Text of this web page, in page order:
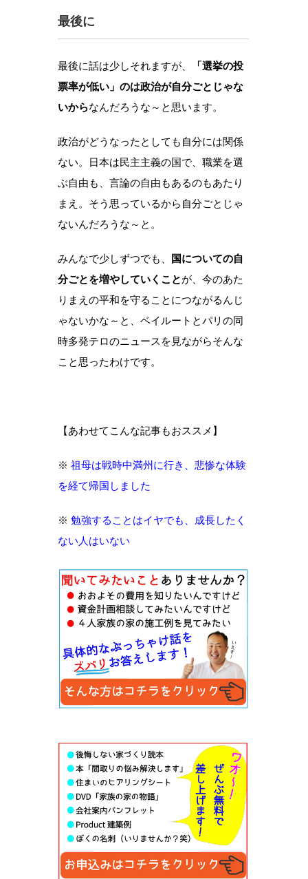
最後に
最後に話は少しそれますが、
「選挙の投
票率が低い」のは政治が自分ごとじゃな
いからなんだろうな～と思います。
政治がどうなったとしても自分には関係
ない。日本は民主主義の国で、職業を選
ぶ自由も、言論の自由もあるのもあたり
まえ。そう思っているから自分ごとじゃ
ないんだろうな～と。
みんなで少しずつでも、 国についての自
分ごとを増やしていくことが、今のあた
りまえの平和を守ることにつながるんじ
ゃないかな～と、ベイルートとパリの同
時多発テロのニュースを見ながらそんな
こと思ったわけです。
【あわせてこんな記事もおススメ】
※ 祖母は戦時中満州に行き、悲惨な体験
を経て帰国しました
※ 勉強することはイヤでも、成長したく
ない人はいない